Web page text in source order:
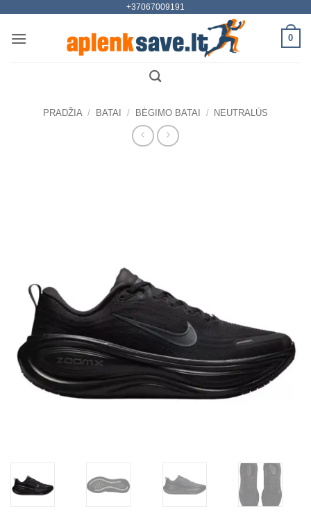
content
+37067009191
0
PRADŽIA / BATAI / BĖGIMO BATAI / NEUTRALŪS